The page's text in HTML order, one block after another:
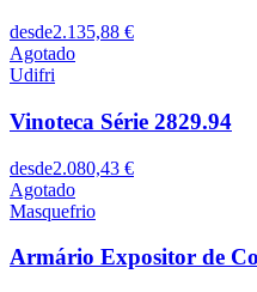
desde2.135,88 €
Agotado
Udifri
Vinoteca Série 2829.94
desde2.080,43 €
Agotado
Masquefrio
Armário Expositor de